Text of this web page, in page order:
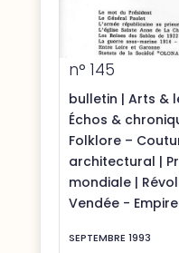
n° 145
bulletin | Arts &
Échos &
Folklore –
architectural |
mondiale|
Vendée - Empire
SEPTEMBRE 1993